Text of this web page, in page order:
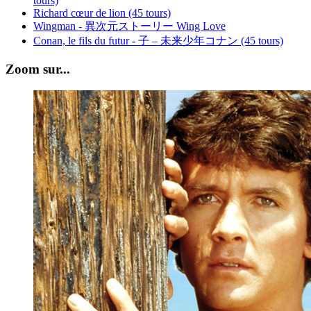
Richard cœur de lion (45 tours)
Wingman - 異次元ストーリー Wing Love
Conan, le fils du futur - 子 – 未来少年コナン (45 tours)
Zoom sur...